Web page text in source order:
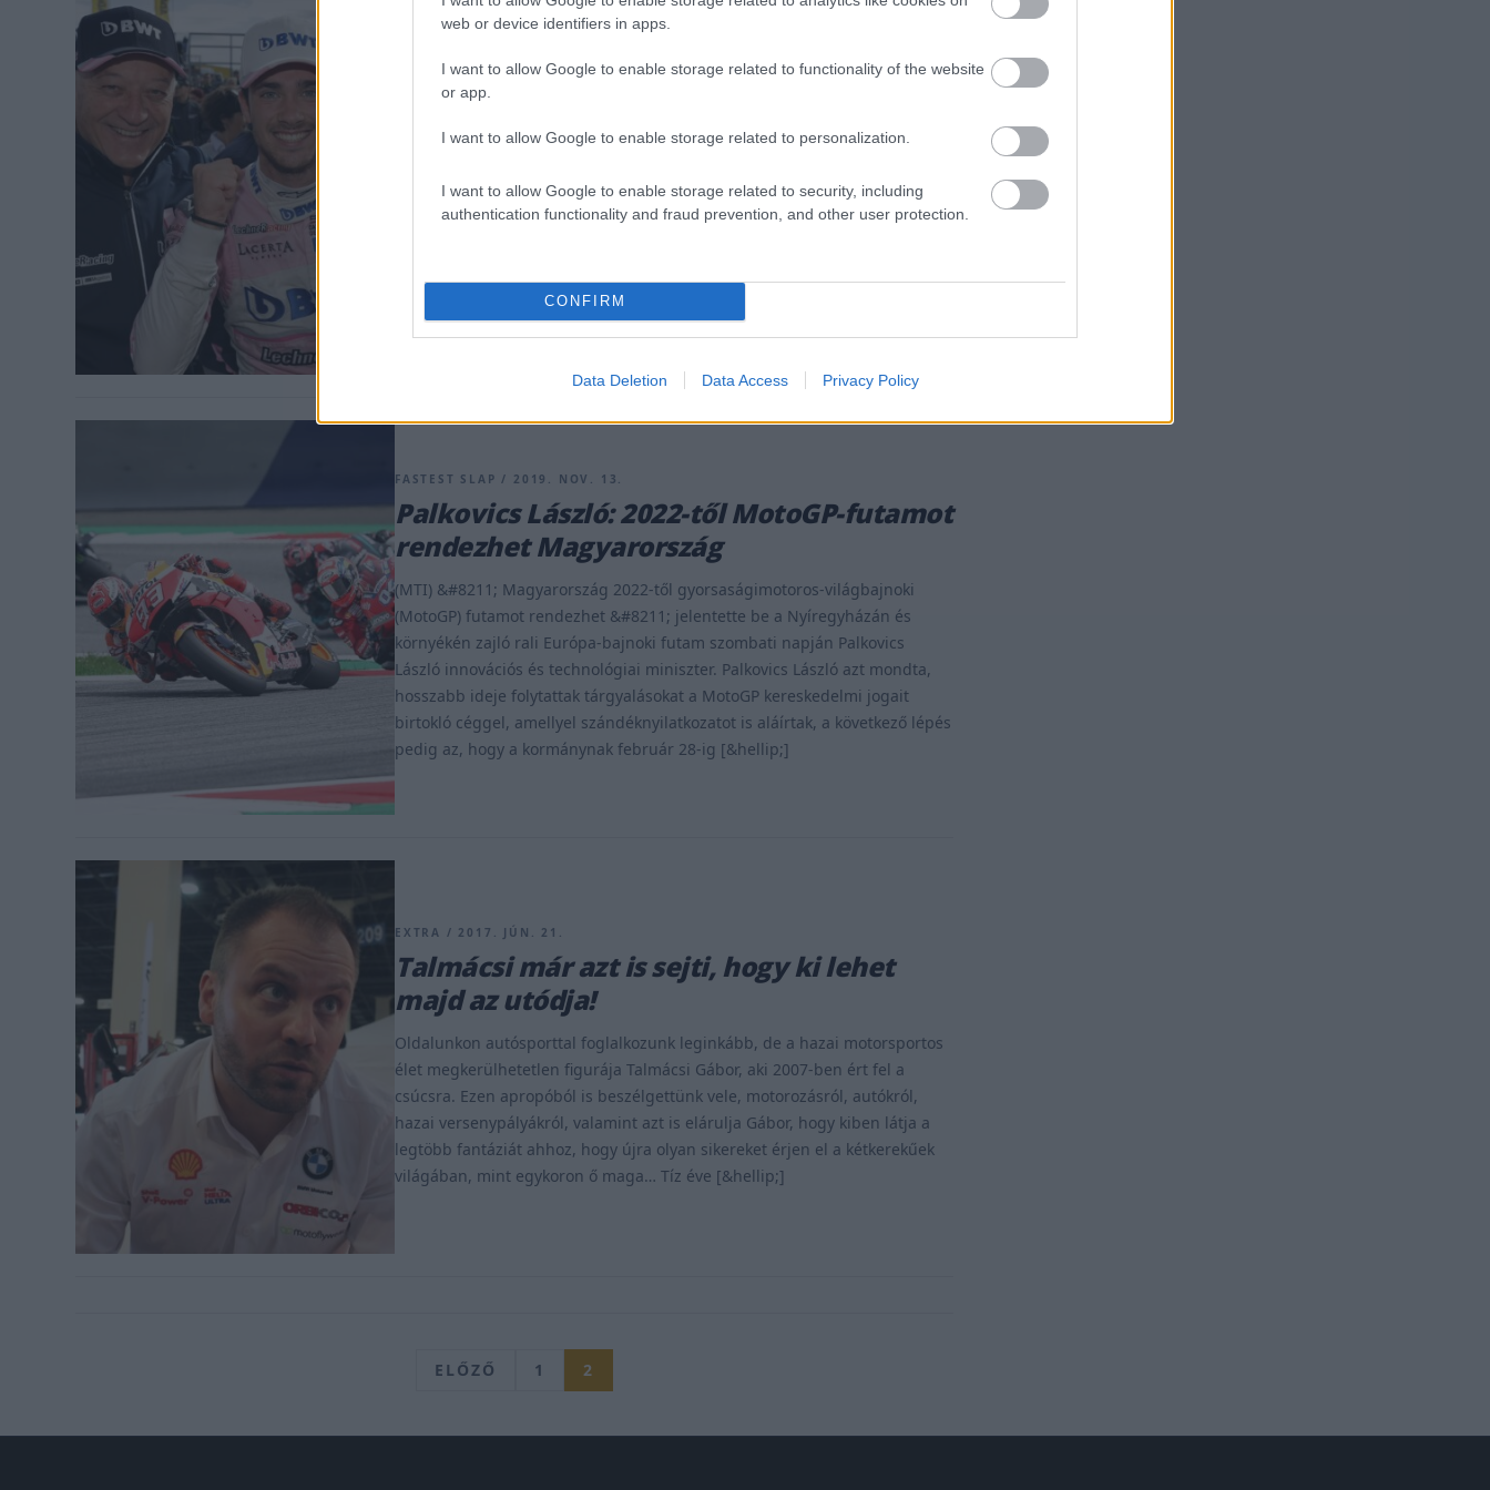
web or device identifiers in apps.
I want to allow Google to enable storage related to functionality of the website
or app.
I want to allow Google to enable storage related to personalization.
I want to allow Google to enable storage related to security, including
authentication functionality and fraud prevention, and other user protection.
CONFIRM
Data Deletion Data Access Privacy Policy
FASTEST SLAP / 2020. DEC. 9.
71 éves korában elhunyt Walter Lechner
A salzburgi motorsport legenda, idősebb Walter Lechner a hét elején
gyászolja az egykori pilótát, aki később csapatfőnökké vált. 1949.
augusztus 4-én született Sankt Pölten városában, és Bécsben nőtt fel. Aktív
versenyigazgatóként lett sikeres a Porsche [&hellip;]
FASTEST SLAP / 2019. NOV. 13.
Palkovics László: 2022-től MotoGP-futamot
rendezhet Magyarország
(MTI) &#8211; Magyarország 2022-től gyorsaságimotoros-világbajnoki
(MotoGP) futamot rendezhet &#8211; jelentette be a Nyíregyházán és
környékén zajló rali Európa-bajnoki futam szombati napján Palkovics
László innovációs és technológiai miniszter. Palkovics László azt mondta,
hosszabb ideje folytattak tárgyalásokat a MotoGP kereskedelmi jogait
birtokló céggel, amellyel szándéknyilatkozatot is aláírtak, a következő lépés
pedig az, hogy a kormánynak február 28-ig [&hellip;]
EXTRA / 2017. JÚN. 21.
Talmácsi már azt is sejti, hogy ki lehet
majd az utódja!
Oldalunkon autósporttal foglalkozunk leginkább, de a hazai motorsportos
élet megkerülhetetlen figurája Talmácsi Gábor, aki 2007-ben ért fel a
csúcsra. Ezen apropóból is beszélgettünk vele, motorozásról, autókról,
hazai versenypályákról, valamint azt is elárulja Gábor, hogy kiben látja a
legtöbb fantáziát ahhoz, hogy újra olyan sikereket érjen el a kétkerekűek
világában, mint egykoron ő maga… Tíz éve [&hellip;]
ELŐZŐ 1 2